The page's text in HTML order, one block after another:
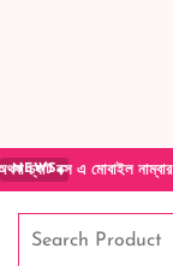
NEWSনাম্বার দিয়ে